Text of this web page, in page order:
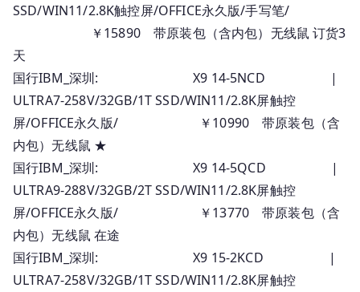
SSD/WIN11/2.8K触控屏/OFFICE永久版/手写笔/
￥15890 带原装包（含内包）无线鼠 订货3
天
国行IBM_深圳: X9 14-5NCD |
ULTRA7-258V/32GB/1T SSD/WIN11/2.8K屏触控
屏/OFFICE永久版/ ￥10990 带原装包（含
内包）无线鼠 ★
国行IBM_深圳: X9 14-5QCD |
ULTRA9-288V/32GB/2T SSD/WIN11/2.8K屏触控
屏/OFFICE永久版/ ￥13770 带原装包（含
内包）无线鼠 在途
国行IBM_深圳: X9 15-2KCD |
ULTRA7-258V/32GB/1T SSD/WIN11/2.8K屏触控